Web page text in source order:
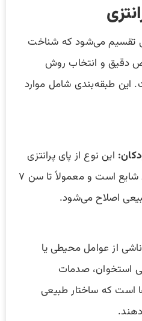
تقسیم می‌شود که شناخت
دقیق و انتخاب روش
طبقه‌بندی شامل موارد
این نوع از پای پرانتزی
در کودکان زیر ۳ سال شایع است و معمولاً تا سن ۷
ناشی از عوامل محیطی یا
استخوان، صدمات
است که ساختار طبیعی